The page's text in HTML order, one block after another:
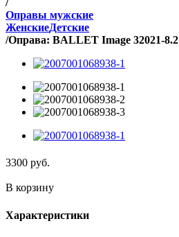
/
Оправы мужские
ЖенскиеДетские
/Оправа: BALLET Image 32021-8.2
3300 руб.
В корзину
Характеристики